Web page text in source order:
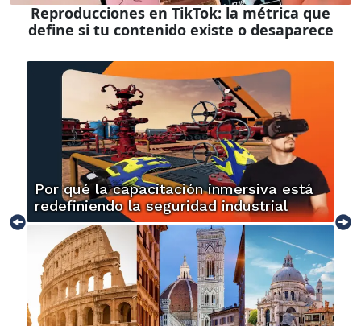
Reproducciones en TikTok: la métrica que
define si tu contenido existe o desaparece
Por qué la capacitación inmersiva está
redefiniendo la seguridad industrial